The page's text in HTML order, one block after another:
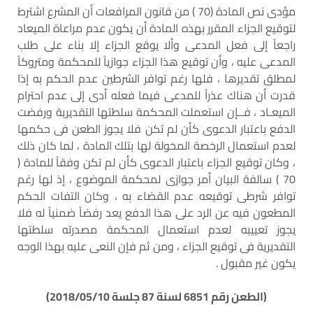
مؤدى نص المادة (70 ) من قانون المرافعات أن المشرع اشترط
لتوقيع الجزاء المقرر بهذه المادة أن يكون عدم مراعاة الميعاد
راجعاً إلى فعل المدعى وألا يوقع الجزاء إلا بناء على طلب
المدعى عليه ، وأن توقيع هذا الجزاء جوازياً للمحكمة ومتروكاً
لمطلق تقديرها ، فلها رغم توافر الشرطين عدم الحكم به إذا
قدرت أن هناك عذراً للمدعى فيما فعله أدى إلى عدم احترام
الميعـاد ، فــإن استعملت المحكمة سلطتها التقديرية ورفضت
الدفع باعتبار الدعوى كأن لم تكن فلا يجوز الطعن فى حكمها
لعدم استعمال الرخصة المخولة لها بتلك المادة ، لما كان ذلك
، وكان توقيع الجزاء باعتبار الدعوى كأن لم تكن وفقاً للمادة (
70 ) سالفة البيان أمر جوازى لمحكمة الموضوع ، إذ لها رغم
توافر شرطى توقيعه عدم القضاء به ، وكان التفات الحكم
المطعون فيه عن الرد على هذا الدفع يعد رفضاً ضمنياً له فلا
يجوز تعييبه لعدم استعمال المحكمة مصدرته سلطتها
التقديرية فى توقيع الجزاء ، ومن ثم فإن النعى عليه بهذا الوجه
يكون غير مقبول .
(الطعن رقم 6851 لسنة 87 جلسة 2018/05/10)